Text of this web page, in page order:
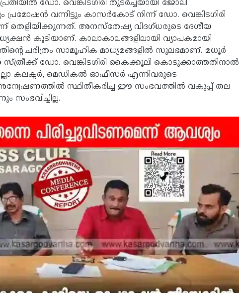
ഡോ. വെങ്കിടഗിരി തുടര്‍ച്ചയായി ജോലി
വന്നിട്ടും കാസര്‍കോട് നിന്ന് ഡോ. വെങ്കിടഗിരി
തെളിയിക്കുന്നത്. അനസ്‌തേഷ്യ വിദഗ്ധരുടെ ദേശീയ
കൂടിയാണ്. കാലാകാലങ്ങളിലായി വ്യാപകമായി
ചരിത്രം സാമൂഹിക മാധ്യമങ്ങളില്‍ സുലഭമാണ്. മധൂര്‍
ഡോ. വെങ്കിടഗിരി കൈക്കൂലി കൊടുക്കാത്തതിനാല്‍
കലക്ടര്‍, മെഡികല്‍ ഓഫീസര്‍ എന്നിവരുടെ
സ്ഥിതീകരിച്ച ഈ സംഭവത്തില്‍ വകുപ്പ് തല
സംഭവിച്ചില്ല.